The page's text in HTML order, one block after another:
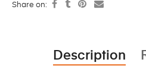
Share on:
Description